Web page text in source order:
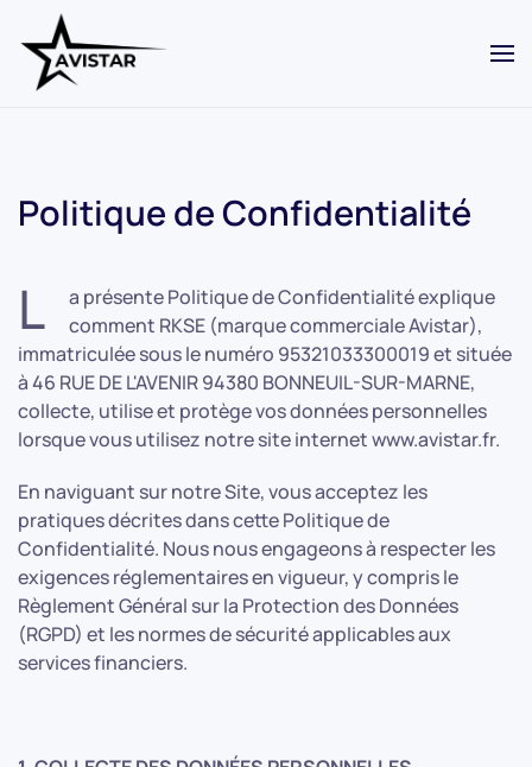
Skip to main content
Politique de Confidentialité
L
a présente Politique de Confidentialité explique
comment RKSE (marque commerciale Avistar),
immatriculée sous le numéro 95321033300019 et située
à 46 RUE DE L'AVENIR 94380 BONNEUIL-SUR-MARNE,
collecte, utilise et protège vos données personnelles
lorsque vous utilisez notre site internet www.avistar.fr.
En naviguant sur notre Site, vous acceptez les
pratiques décrites dans cette Politique de
Confidentialité. Nous nous engageons à respecter les
exigences réglementaires en vigueur, y compris le
Règlement Général sur la Protection des Données
(RGPD) et les normes de sécurité applicables aux
services financiers.